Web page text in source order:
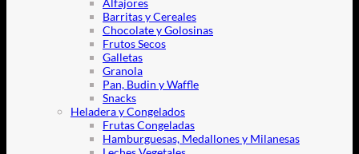
Alfajores
Barritas y Cereales
Chocolate y Golosinas
Frutos Secos
Galletas
Granola
Pan, Budin y Waffle
Snacks
Heladera y Congelados
Frutas Congeladas
Hamburguesas, Medallones y Milanesas